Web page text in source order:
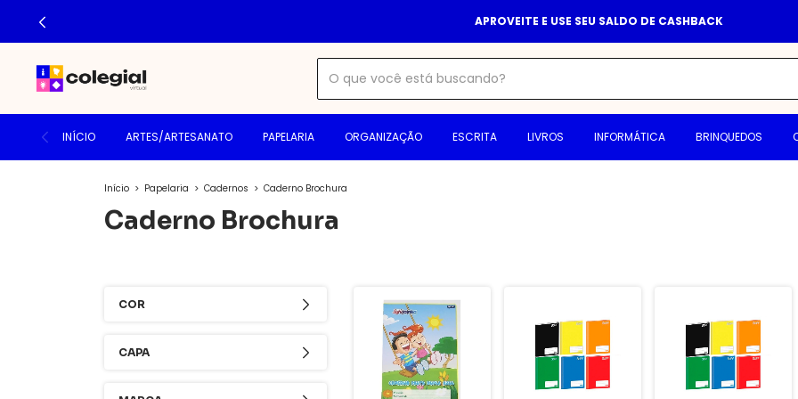
APROVEITE E USE SEU SALDO DE CASHBACK
INÍCIO ARTES/ARTESANATO PAPELARIA ORGANIZAÇÃO ESCRITA LIVROS INFORMÁTICA BRINQUEDOS
Início > Papelaria > Cadernos > Caderno Brochura
Caderno Brochura
COR
CAPA